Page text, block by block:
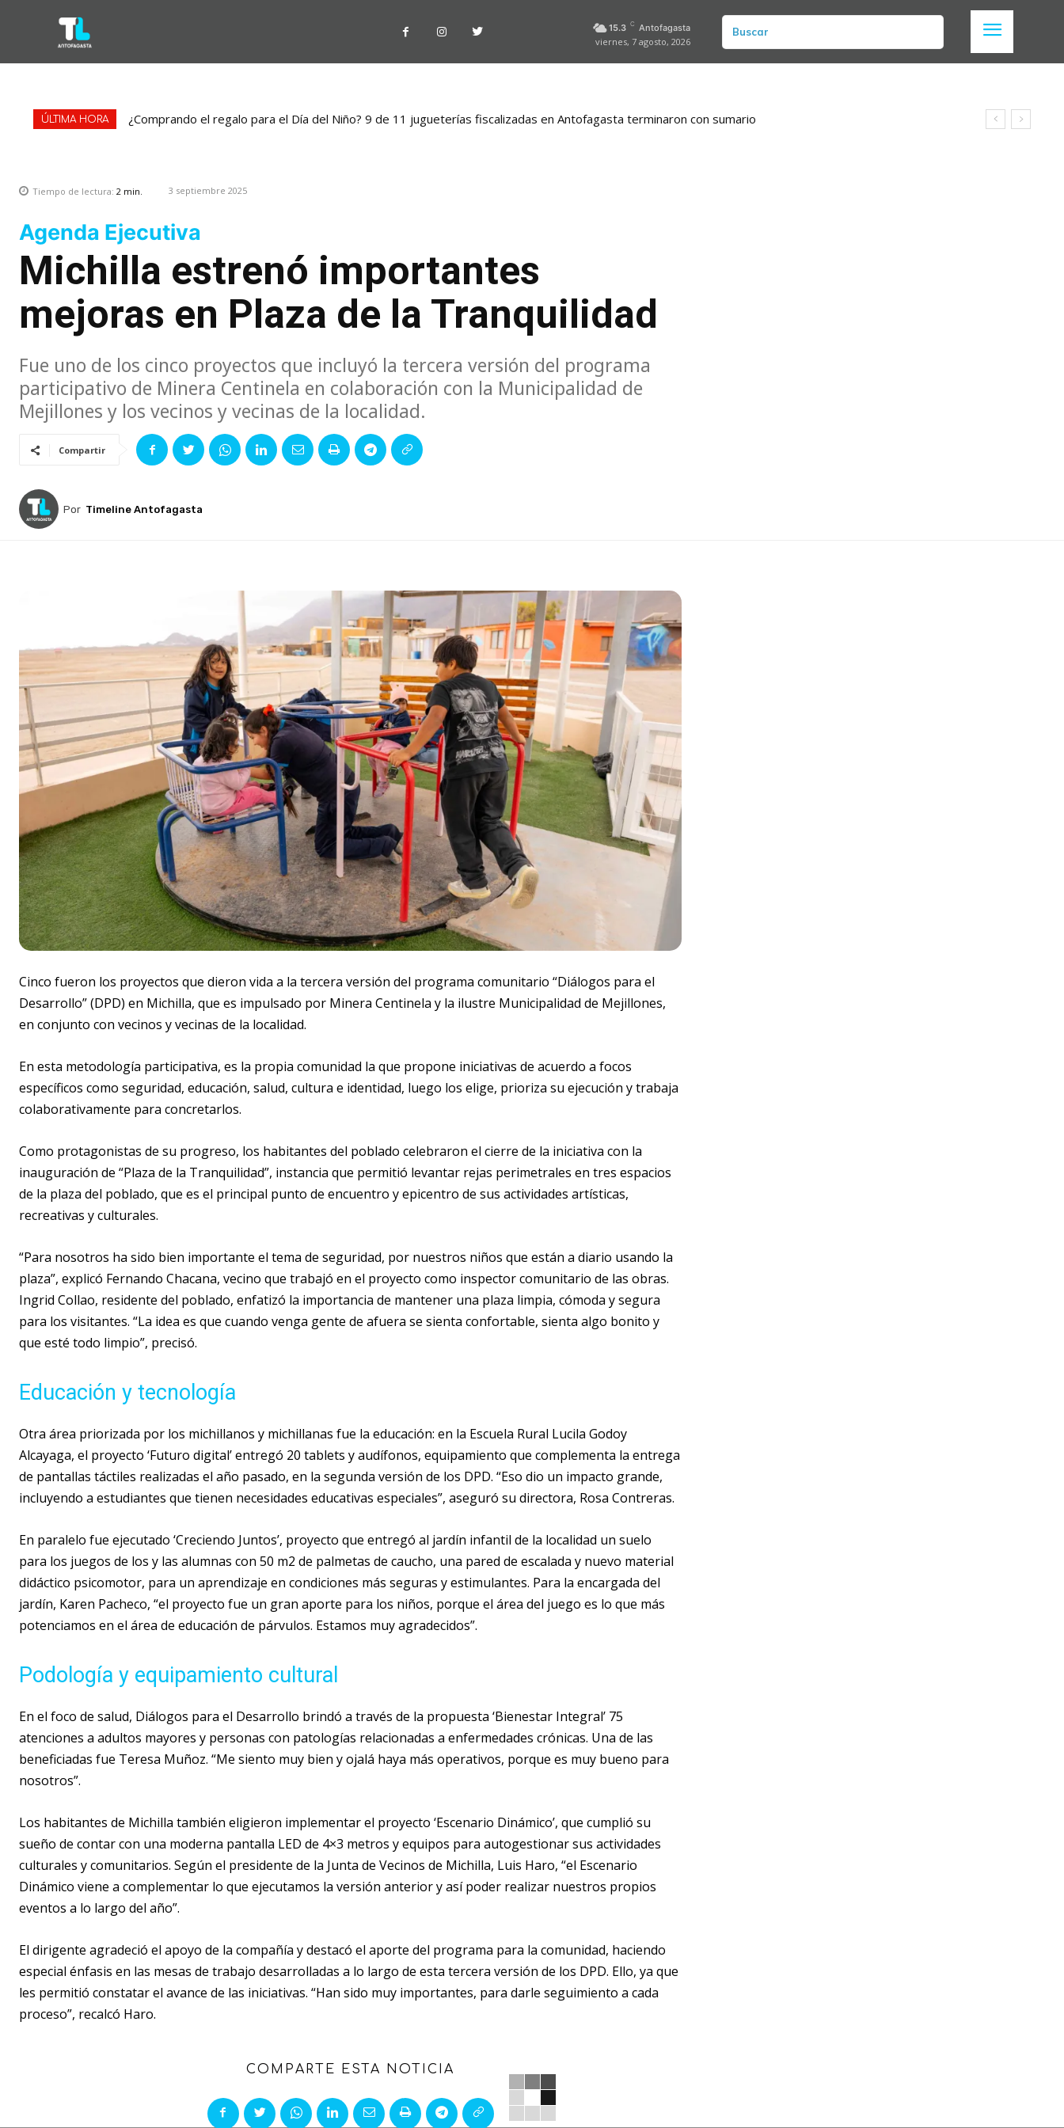
15.3 C Antofagasta
viernes, 7 agosto, 2026
Buscar
ÚLTIMA HORA ¿Comprando el regalo para el Día del Niño? 9 de 11 jugueterías fiscalizadas en Antofagasta terminaron con sumario
Tiempo de lectura: 2 min. 3 septiembre 2025
Agenda Ejecutiva
Michilla estrenó importantes
mejoras en Plaza de la Tranquilidad
Fue uno de los cinco proyectos que incluyó la tercera versión del programa
participativo de Minera Centinela en colaboración con la Municipalidad de
Mejillones y los vecinos y vecinas de la localidad.
Compartir
Por Timeline Antofagasta
Cinco fueron los proyectos que dieron vida a la tercera versión del programa comunitario “Diálogos para el
Desarrollo” (DPD) en Michilla, que es impulsado por Minera Centinela y la ilustre Municipalidad de Mejillones,
en conjunto con vecinos y vecinas de la localidad.
En esta metodología participativa, es la propia comunidad la que propone iniciativas de acuerdo a focos
específicos como seguridad, educación, salud, cultura e identidad, luego los elige, prioriza su ejecución y trabaja
colaborativamente para concretarlos.
Como protagonistas de su progreso, los habitantes del poblado celebraron el cierre de la iniciativa con la
inauguración de “Plaza de la Tranquilidad”, instancia que permitió levantar rejas perimetrales en tres espacios
de la plaza del poblado, que es el principal punto de encuentro y epicentro de sus actividades artísticas,
recreativas y culturales.
“Para nosotros ha sido bien importante el tema de seguridad, por nuestros niños que están a diario usando la
plaza”, explicó Fernando Chacana, vecino que trabajó en el proyecto como inspector comunitario de las obras.
Ingrid Collao, residente del poblado, enfatizó la importancia de mantener una plaza limpia, cómoda y segura
para los visitantes. “La idea es que cuando venga gente de afuera se sienta confortable, sienta algo bonito y
que esté todo limpio”, precisó.
Educación y tecnología
Otra área priorizada por los michillanos y michillanas fue la educación: en la Escuela Rural Lucila Godoy
Alcayaga, el proyecto ‘Futuro digital’ entregó 20 tablets y audífonos, equipamiento que complementa la entrega
de pantallas táctiles realizadas el año pasado, en la segunda versión de los DPD. “Eso dio un impacto grande,
incluyendo a estudiantes que tienen necesidades educativas especiales”, aseguró su directora, Rosa Contreras.
En paralelo fue ejecutado ‘Creciendo Juntos’, proyecto que entregó al jardín infantil de la localidad un suelo
para los juegos de los y las alumnas con 50 m2 de palmetas de caucho, una pared de escalada y nuevo material
didáctico psicomotor, para un aprendizaje en condiciones más seguras y estimulantes. Para la encargada del
jardín, Karen Pacheco, “el proyecto fue un gran aporte para los niños, porque el área del juego es lo que más
potenciamos en el área de educación de párvulos. Estamos muy agradecidos”.
Podología y equipamiento cultural
En el foco de salud, Diálogos para el Desarrollo brindó a través de la propuesta ‘Bienestar Integral’ 75
atenciones a adultos mayores y personas con patologías relacionadas a enfermedades crónicas. Una de las
beneficiadas fue Teresa Muñoz. “Me siento muy bien y ojalá haya más operativos, porque es muy bueno para
nosotros”.
Los habitantes de Michilla también eligieron implementar el proyecto ‘Escenario Dinámico’, que cumplió su
sueño de contar con una moderna pantalla LED de 4×3 metros y equipos para autogestionar sus actividades
culturales y comunitarios. Según el presidente de la Junta de Vecinos de Michilla, Luis Haro, “el Escenario
Dinámico viene a complementar lo que ejecutamos la versión anterior y así poder realizar nuestros propios
eventos a lo largo del año”.
El dirigente agradeció el apoyo de la compañía y destacó el aporte del programa para la comunidad, haciendo
especial énfasis en las mesas de trabajo desarrolladas a lo largo de esta tercera versión de los DPD. Ello, ya que
les permitió constatar el avance de las iniciativas. “Han sido muy importantes, para darle seguimiento a cada
proceso”, recalcó Haro.
COMPARTE ESTA NOTICIA